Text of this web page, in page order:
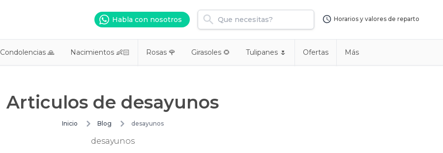
Habla con nosotros Horarios y valores de reparto
Condolencias 🙏 Nacimientos 👶🏻 Rosas 🌹 Girasoles 🌻 Tulipanes 🌷 Ofertas Más
Articulos de desayunos
Inicio Blog desayunos
desayunos